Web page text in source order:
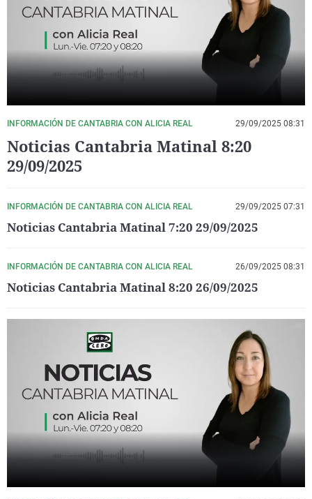
La rosa de los vientos
Gente viajera
Como el perro y el
Caso
Retornados
Equipo de
Operación Viuda
Extremadura
Galicia
La Rioja
Navarra
País Vasco
Virales
Televisión
Elecciones
INFORMACIÓN DE CANTABRIA CON ALICIA REAL 29/09/2025 08:31
Noticias Cantabria Matinal 8:20
29/09/2025
INFORMACIÓN DE CANTABRIA CON ALICIA REAL 29/09/2025 07:31
Noticias Cantabria Matinal 7:20 29/09/2025
INFORMACIÓN DE CANTABRIA CON ALICIA REAL 26/09/2025 08:31
Noticias Cantabria Matinal 8:20 26/09/2025